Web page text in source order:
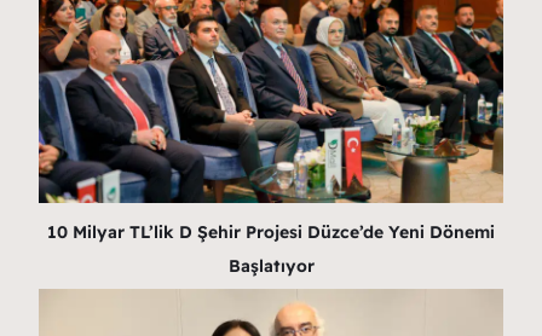
10 Milyar TL’lik D Şehir Projesi Düzce’de Yeni Dönemi
Başlatıyor